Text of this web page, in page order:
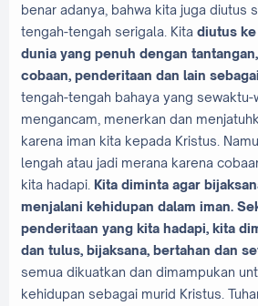
benar adanya, bahwa kita juga diutus
tengah-tengah serigala. Kita diutus
dunia yang penuh dengan
cobaan, penderitaan dan lain
tengah-tengah bahaya yang sewaktu-
mengancam, menerkan dan
karena iman kita kepada Kristus.
lengah atau jadi merana karena
kita hadapi. Kita diminta agar
menjalani kehidupan dalam iman.
penderitaan yang kita hadapi, kita
dan tulus, bijaksana, bertahan dan
semua dikuatkan dan dimampukan
kehidupan sebagai murid Kristus.